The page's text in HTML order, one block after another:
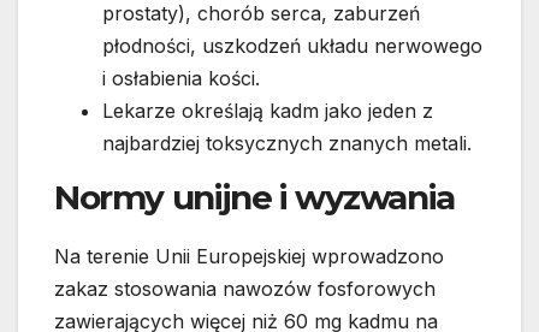
prostaty), chorób serca, zaburzeń
płodności, uszkodzeń układu nerwowego
i osłabienia kości.
Lekarze określają kadm jako jeden z
najbardziej toksycznych znanych metali.
Normy unijne i wyzwania
Na terenie Unii Europejskiej wprowadzono
zakaz stosowania nawozów fosforowych
zawierających więcej niż 60 mg kadmu na